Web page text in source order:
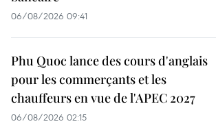
06/08/2026 09:41
Phu Quoc lance des cours d'anglais
pour les commerçants et les
chauffeurs en vue de l'APEC 2027
06/08/2026 02:15